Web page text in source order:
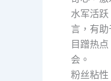
水军活
言，有助
目蹭热
会。
粉丝粘